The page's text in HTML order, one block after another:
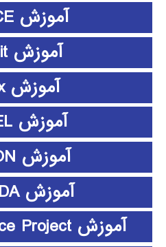
آموزش HSPICE
آموزش L-Edit
آموزش Latex
آموزش LISREL
آموزش LUMION
آموزش MAXQDA
آموزش Microsoft Office Project